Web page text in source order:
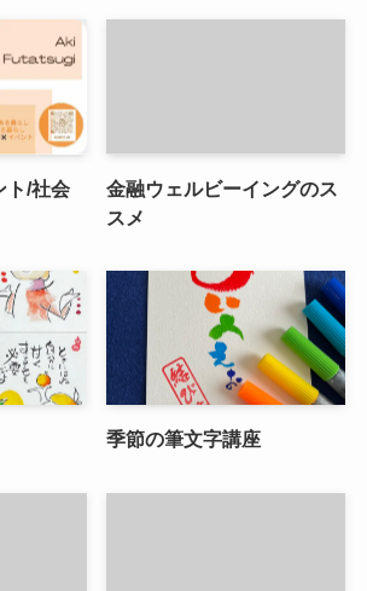
ト/社会
金融ウェルビーイングのス
スメ
季節の筆文字講座